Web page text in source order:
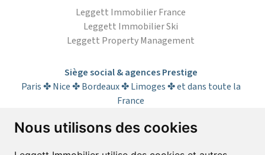
Nous utilisons des cookies
Leggett Immobilier France
Leggett Immobilier Ski
Leggett Property Management
Siège social & agences Prestige
Paris ✤ Nice ✤ Bordeaux ✤ Limoges ✤ et dans toute la
France
S’abonner à la lettre d’informations